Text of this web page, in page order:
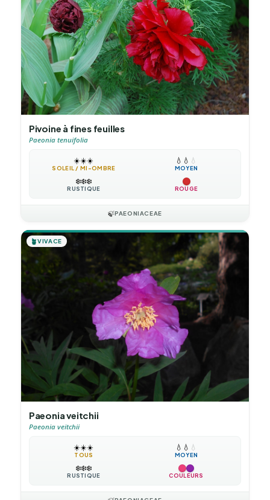
Pivoine à fines feuilles
Paeonia tenuifolia
☀️☀️☀️
SOLEIL / MI-OMBRE
💧 💧 💧
MOYEN
❄️❄️❄️
RUSTIQUE ROUGE
🍃PAEONIACEAE
🪴VIVACE
Paeonia veitchii
Paeonia veitchii
☀️☀️☀️
TOUS
💧 💧 💧
MOYEN
❄️❄️❄️
RUSTIQUE COULEURS